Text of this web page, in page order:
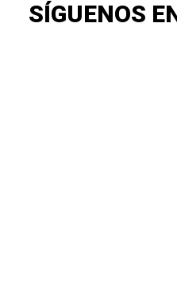
SÍGUENOS